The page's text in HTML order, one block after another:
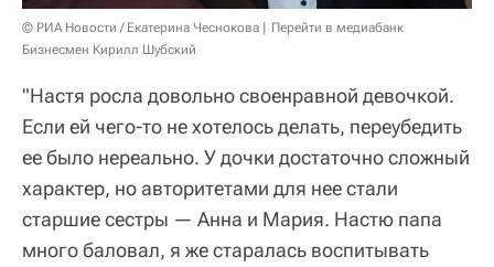
© РИА Новости / Екатерина Чеснокова
Перейти в медиабанк
Бизнесмен Кирилл Шубский
"Настя росла довольно своенравной девочкой.
Если ей чего-то не хотелось делать, переубедить
ее было нереально. У дочки достаточно сложный
характер, но авторитетами для нее стали
старшие сестры — Анна и Мария. Настю папа
много баловал, я же старалась воспитывать